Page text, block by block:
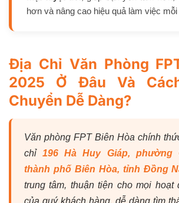
hơn và nâng cao hiệu quả làm việc mỗi
Địa Chỉ Văn Phòng
2025 Ở Đâu Và
Chuyển Dễ Dàng?
Văn phòng FPT Biên Hòa chính
chỉ196 Hà Huy Giáp, phường
thành phố Biên Hòa, tỉnh Đồng
trung tâm, thuận tiện cho mọi hoạt
của quý khách hàng, dễ dàng tìm